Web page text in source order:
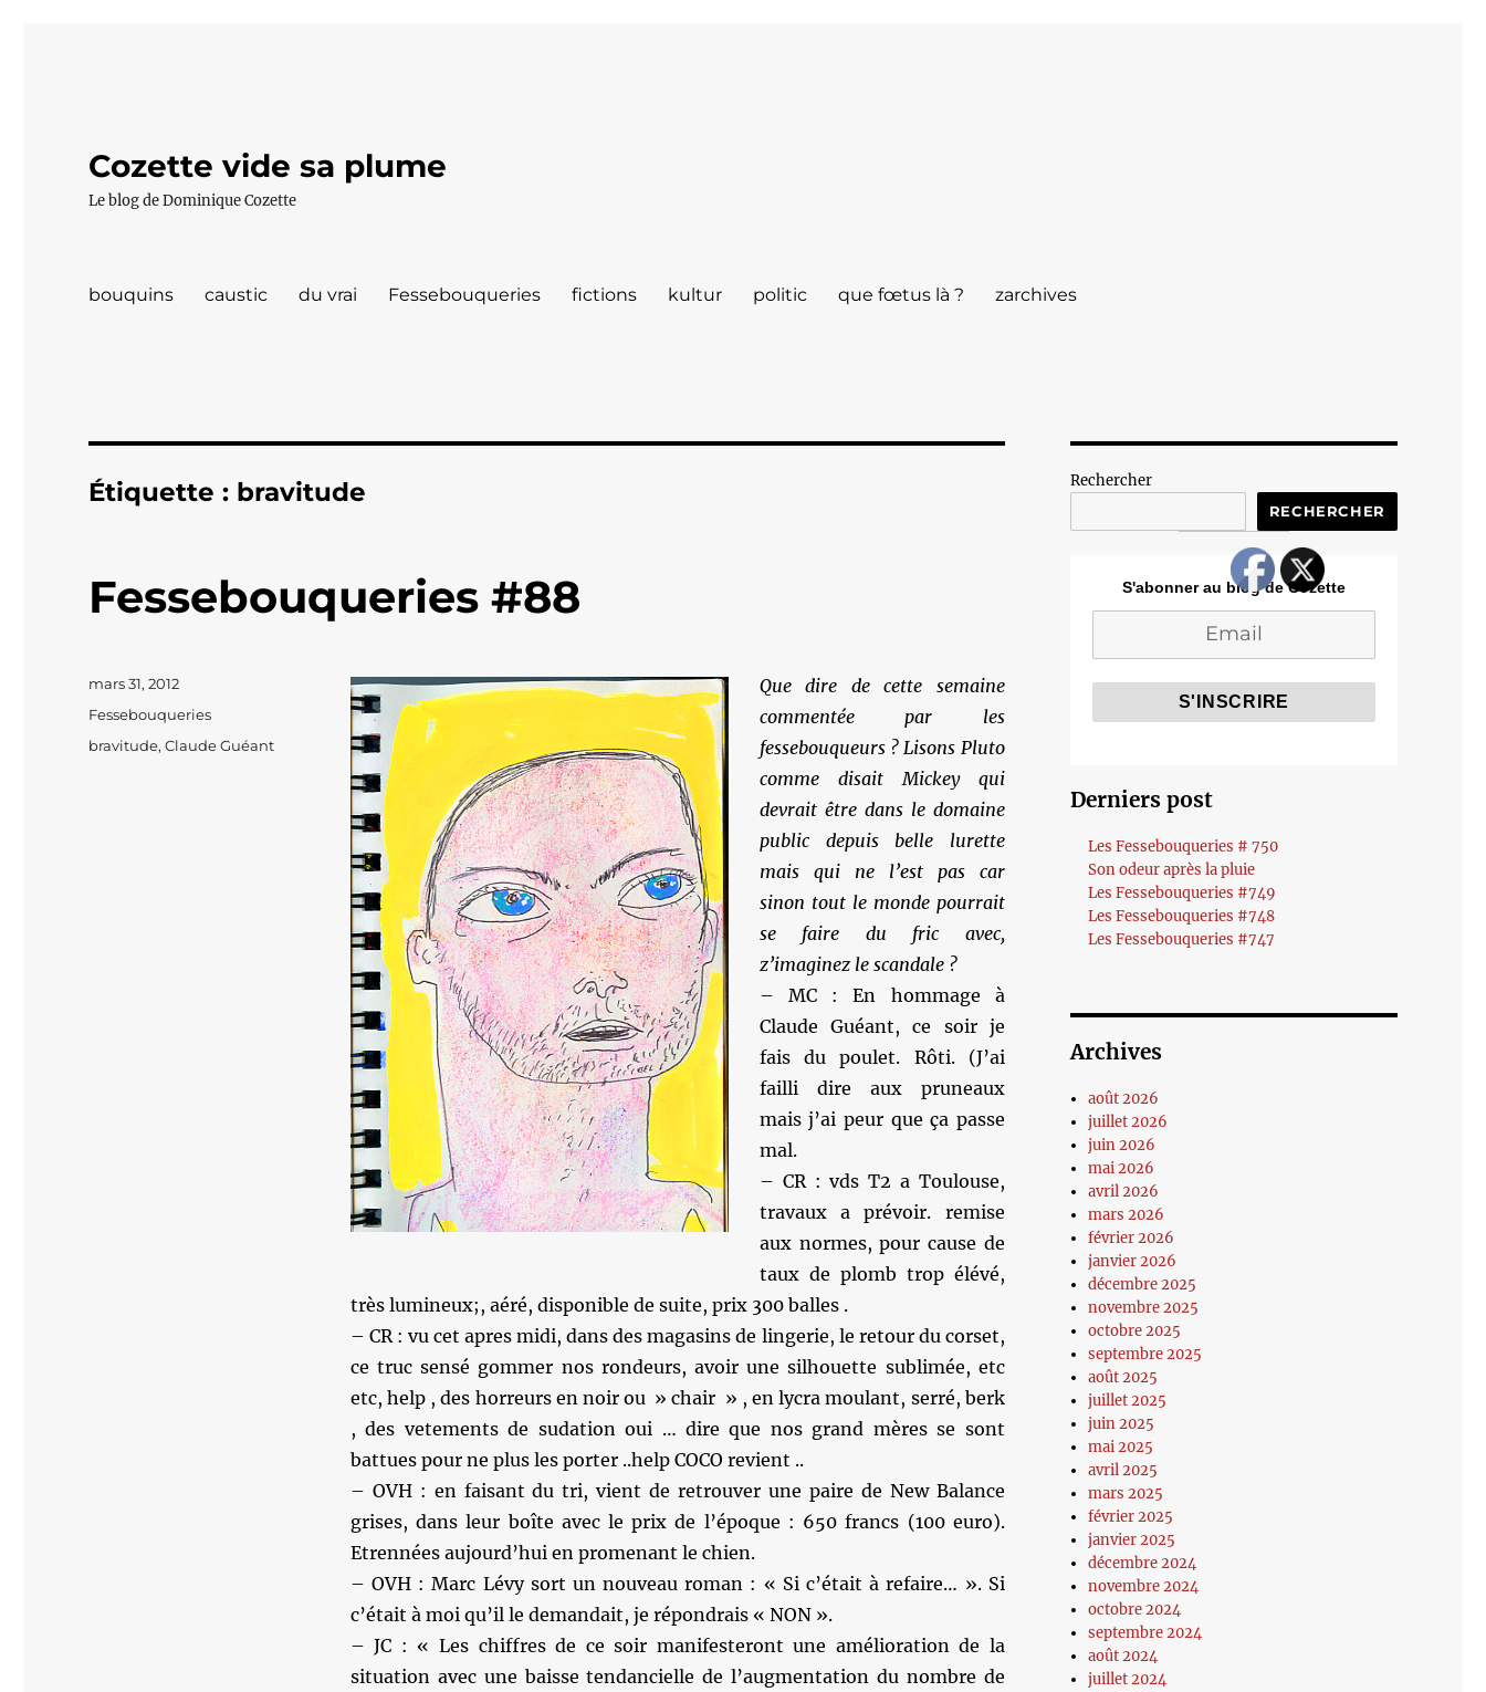
Cozette vide sa plume
Le blog de Dominique Cozette
bouquins caustic du vrai Fessebouqueries fictions kultur politic que fœtus là ? zarchives
Étiquette : bravitude
Fessebouqueries #88
Que dire de cette semaine
commentée par les
fessebouqueurs ? Lisons Pluto
comme disait Mickey qui
devrait être dans le domaine
public depuis belle lurette
mais qui ne l’est pas car
sinon tout le monde pourrait
se faire du fric avec,
z’imaginez le scandale ?
– MC : En hommage à
Claude Guéant, ce soir je
fais du poulet. Rôti. (J’ai
failli dire aux pruneaux
mais j’ai peur que ça passe
mal.
– CR : vds T2 a Toulouse,
travaux a prévoir. remise
aux normes, pour cause de
taux de plomb trop élévé,
très lumineux;, aéré, disponible de suite, prix 300 balles .
– CR : vu cet apres midi, dans des magasins de lingerie, le retour du corset,
ce truc sensé gommer nos rondeurs, avoir une silhouette sublimée, etc
etc, help , des horreurs en noir ou » chair » , en lycra moulant, serré, berk
, des vetements de sudation oui … dire que nos grand mères se sont
battues pour ne plus les porter ..help COCO revient ..
– OVH : en faisant du tri, vient de retrouver une paire de New Balance
grises, dans leur boîte avec le prix de l’époque : 650 francs (100 euro).
Etrennées aujourd’hui en promenant le chien.
– OVH : Marc Lévy sort un nouveau roman : « Si c’était à refaire… ». Si
c’était à moi qu’il le demandait, je répondrais « NON ».
– JC : « Les chiffres de ce soir manifesteront une amélioration de la
situation avec une baisse tendancielle de l’augmentation du nombre de
Publié
mars 31, 2012
Catégories
Fessebouqueries
Étiquettes
bravitude,Claude Guéant
Rechercher
RECHERCHER
S'abonner au blog de Cozette
Derniers post
Les Fessebouqueries # 750
Son odeur après la pluie
Les Fessebouqueries #749
Les Fessebouqueries #748
Les Fessebouqueries #747
Archives
août 2026
juillet 2026
juin 2026
mai 2026
avril 2026
mars 2026
février 2026
janvier 2026
décembre 2025
novembre 2025
octobre 2025
septembre 2025
août 2025
juillet 2025
juin 2025
mai 2025
avril 2025
mars 2025
février 2025
janvier 2025
décembre 2024
novembre 2024
octobre 2024
septembre 2024
août 2024
juillet 2024